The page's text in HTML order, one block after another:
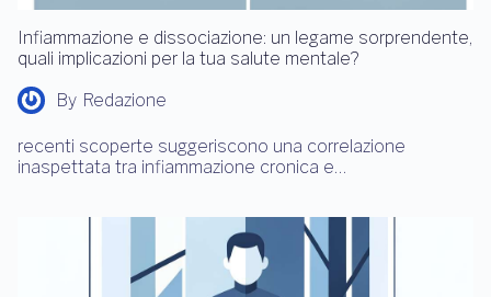
Infiammazione e dissociazione: un legame sorprendente,
quali implicazioni per la tua salute mentale?
By Redazione
recenti scoperte suggeriscono una correlazione
inaspettata tra infiammazione cronica e…